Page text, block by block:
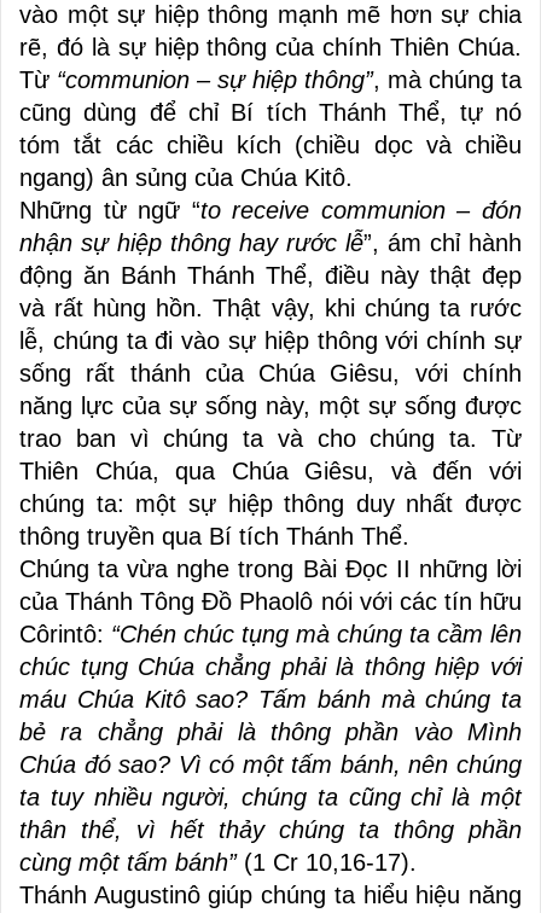
vào một sự hiệp thông mạnh mẽ hơn sự chia
rẽ, đó là sự hiệp thông của chính Thiên Chúa.
Từ “communion – sự hiệp thông”, mà chúng ta
cũng dùng để chỉ Bí tích Thánh Thể, tự nó
tóm tắt các chiều kích (chiều dọc và chiều
ngang) ân sủng của Chúa Kitô.
Những từ ngữ “to receive communion – đón
nhận sự hiệp thông hay rước lễ”, ám chỉ hành
động ăn Bánh Thánh Thể, điều này thật đẹp
và rất hùng hồn. Thật vậy, khi chúng ta rước
lễ, chúng ta đi vào sự hiệp thông với chính sự
sống rất thánh của Chúa Giêsu, với chính
năng lực của sự sống này, một sự sống được
trao ban vì chúng ta và cho chúng ta. Từ
Thiên Chúa, qua Chúa Giêsu, và đến với
chúng ta: một sự hiệp thông duy nhất được
thông truyền qua Bí tích Thánh Thể.
Chúng ta vừa nghe trong Bài Đọc II những lời
của Thánh Tông Đồ Phaolô nói với các tín hữu
Côrintô: “Chén chúc tụng mà chúng ta cầm lên
chúc tụng Chúa chẳng phải là thông hiệp với
máu Chúa Kitô sao? Tấm bánh mà chúng ta
bẻ ra chẳng phải là thông phần vào Mình
Chúa đó sao? Vì có một tấm bánh, nên chúng
ta tuy nhiều người, chúng ta cũng chỉ là một
thân thể, vì hết thảy chúng ta thông phần
cùng một tấm bánh”(1 Cr 10,16-17).
Thánh Augustinô giúp chúng ta hiểu hiệu năng